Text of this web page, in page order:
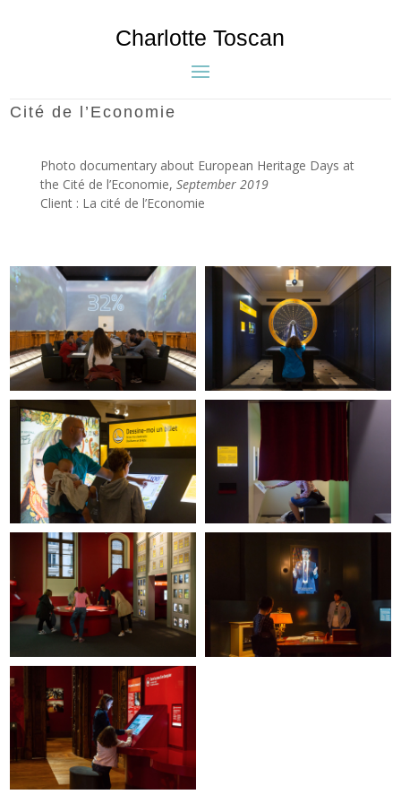
Charlotte Toscan
Cité de l’Economie
Photo documentary about European Heritage Days at
the Cité de l’Economie, September 2019
Client : La cité de l’Economie